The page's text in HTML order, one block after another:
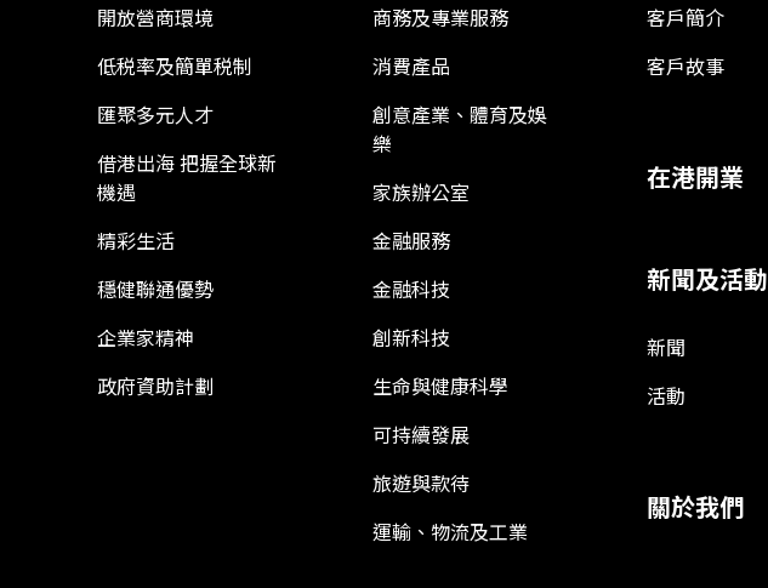
開放營商環境
低税率及簡單税制
匯聚多元人才
借港出海 把握全球新
機遇
精彩生活
穩健聯通優勢
企業家精神
政府資助計劃
商務及專業服務
消費產品
創意產業、體育及娛
樂
家族辦公室
金融服務
金融科技
創新科技
生命與健康科學
可持續發展
旅遊與款待
運輸、物流及工業
客戶簡介
客戶故事
在港開業
新聞及活動
新聞
活動
關於我們